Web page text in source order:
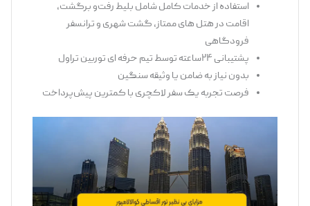
استفاده از خدمات کامل شامل بلیط رفت‌و برگشت،
اقامت در هتل ‌های ممتاز، گشت شهری و ترانسفر
فرودگاهی
پشتیبانی ۲۴ساعته توسط تیم حرفه ‌ای توربین تراول
بدون نیاز به ضامن یا وثیقه سنگین
فرصت تجربه یک سفر لاکچری با کمترین پیش‌پرداخت